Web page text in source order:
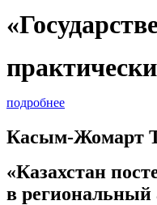
подробнее
Касым-Жомарт
«Казахстан
в региональный